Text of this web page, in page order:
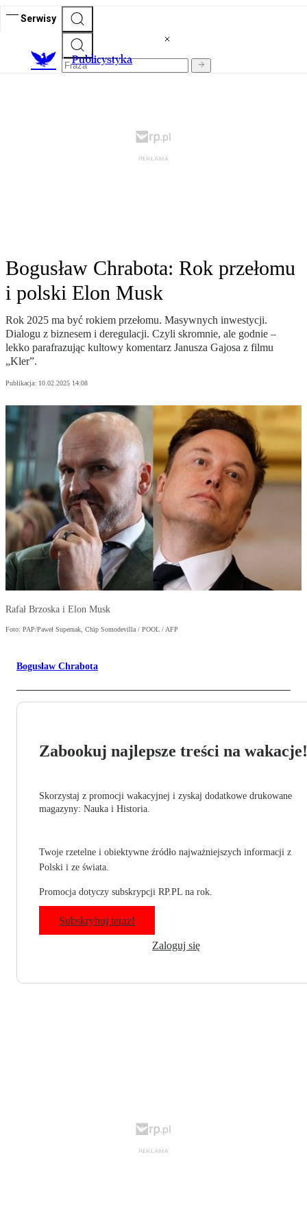
Serwisy
Publicystyka
Bogusław Chrabota: Rok przełomu
i polski Elon Musk
Rok 2025 ma być rokiem przełomu. Masywnych inwestycji.
Dialogu z biznesem i deregulacji. Czyli skromnie, ale godnie –
lekko parafrazując kultowy komentarz Janusza Gajosa z filmu
„Kler”.
Publikacja: 10.02.2025 14:08
Rafał Brzoska i Elon Musk
Foto: PAP/Paweł Supernak, Chip Somodevilla / POOL / AFP
Bogusław Chrabota
Zabookuj najlepsze treści na wakacje!
Skorzystaj z promocji wakacyjnej i zyskaj dodatkowe drukowane
magazyny: Nauka i Historia.
Twoje rzetelne i obiektywne źródło najważniejszych informacji z
Polski i ze świata.
Promocja dotyczy subskrypcji RP.PL na rok.
Subskrybuj teraz!
Zaloguj się